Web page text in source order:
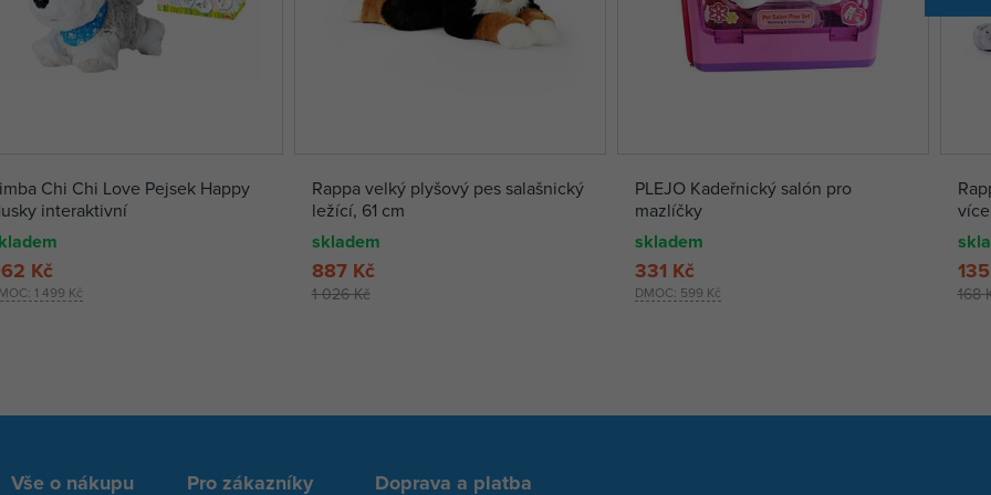
Chi Chi Love Pejsek Happy
interaktivní
1 499 Kč
Kč
Rappa velký plyšový pes salašnický
ležící, 61 cm
skladem
1 026 Kč
887 Kč
PLEJO Kadeřnický salón pro
mazlíčky
skladem
DMOC: 599 Kč
331 Kč
168
Vše o nákupu Pro zákazníky Doprava a platba